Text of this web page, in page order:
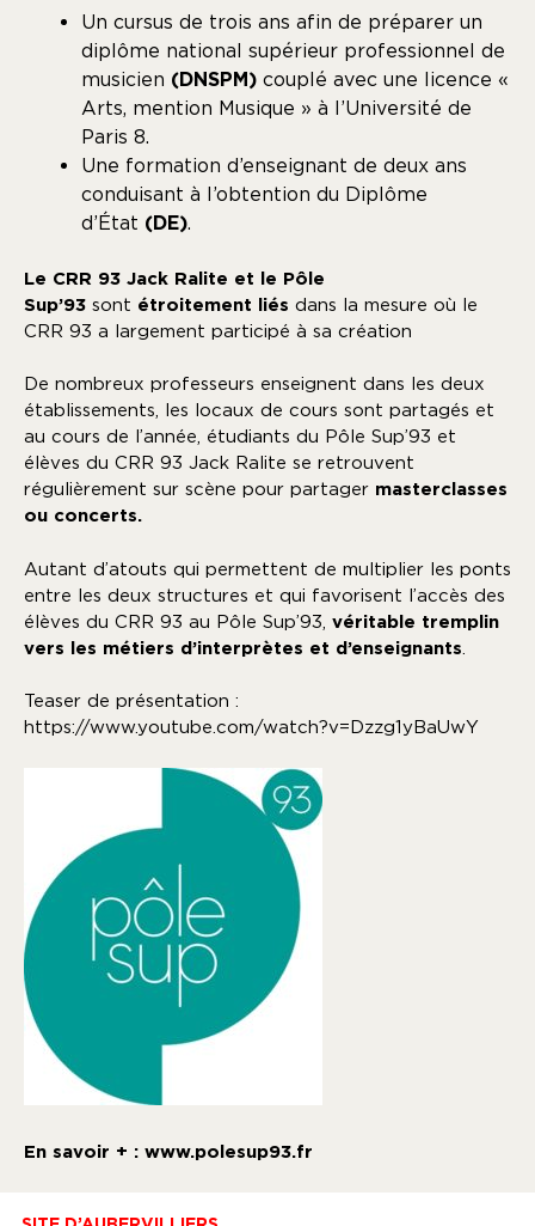
Un cursus de trois ans afin de préparer un
diplôme national supérieur professionnel de
musicien (DNSPM) couplé avec une licence «
Arts, mention Musique » à l’Université de
Paris 8.
Une formation d’enseignant de deux ans
conduisant à l’obtention du Diplôme
d’État (DE)
Le CRR 93 Jack Ralite et le Pôle
Sup’93 sont étroitement liés dans la mesure où le
CRR 93 a largement participé à sa création
De nombreux professeurs enseignent dans les deux
établissements, les locaux de cours sont partagés et
au cours de l’année, étudiants du Pôle Sup’93 et
élèves du CRR 93 Jack Ralite se retrouvent
régulièrement sur scène pour partager masterclasses
ou concerts.
Autant d’atouts qui permettent de multiplier les ponts
entre les deux structures et qui favorisent l’accès des
élèves du CRR 93 au Pôle Sup’93, véritable tremplin
vers les métiers d’interprètes et d’enseignants
Teaser de présentation :
https://www.youtube.com/watch?v=Dzzg1yBaUwY
En savoir + : www.polesup93.fr
SITE D’AUBERVILLIERS